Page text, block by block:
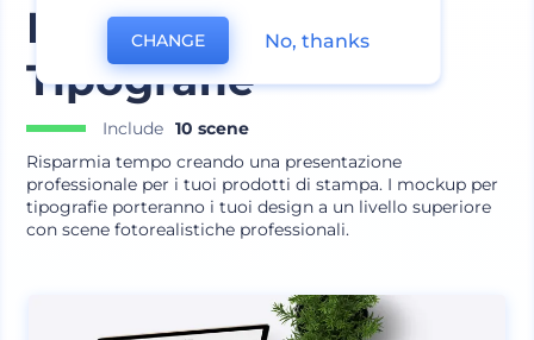
Mockup per
Tipografie
Include 10 scene
Risparmia tempo creando una presentazione
professionale per i tuoi prodotti di stampa. I mockup per
tipografie porteranno i tuoi design a un livello superiore
con scene fotorealistiche professionali.
CHANGE No, thanks